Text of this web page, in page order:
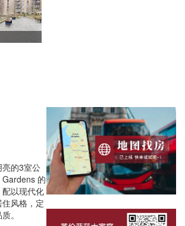
的3室公
的
以现代化
风格，定
。